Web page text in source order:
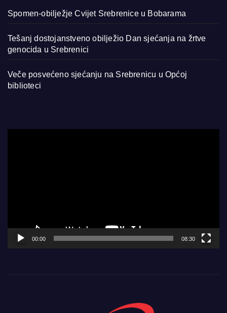
Spomen-obilježje Cvijet Srebrenice u Bobarama
Tešanj dostojanstveno obilježio Dan sjećanja na žrtve
genocida u Srebrenici
Veče posvećeno sjećanju na Srebrenicu u Općoj
biblioteci
00:00 08:30